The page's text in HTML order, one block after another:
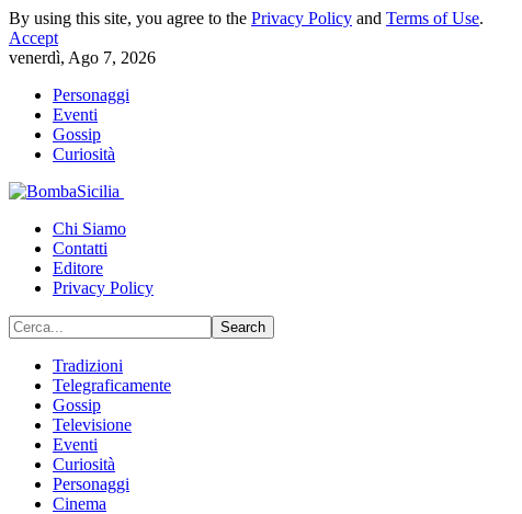
By using this site, you agree to the Privacy Policy and Terms of Use.
Accept
venerdì, Ago 7, 2026
Personaggi
Eventi
Gossip
Curiosità
Chi Siamo
Contatti
Editore
Privacy Policy
Tradizioni
Telegraficamente
Gossip
Televisione
Eventi
Curiosità
Personaggi
Cinema